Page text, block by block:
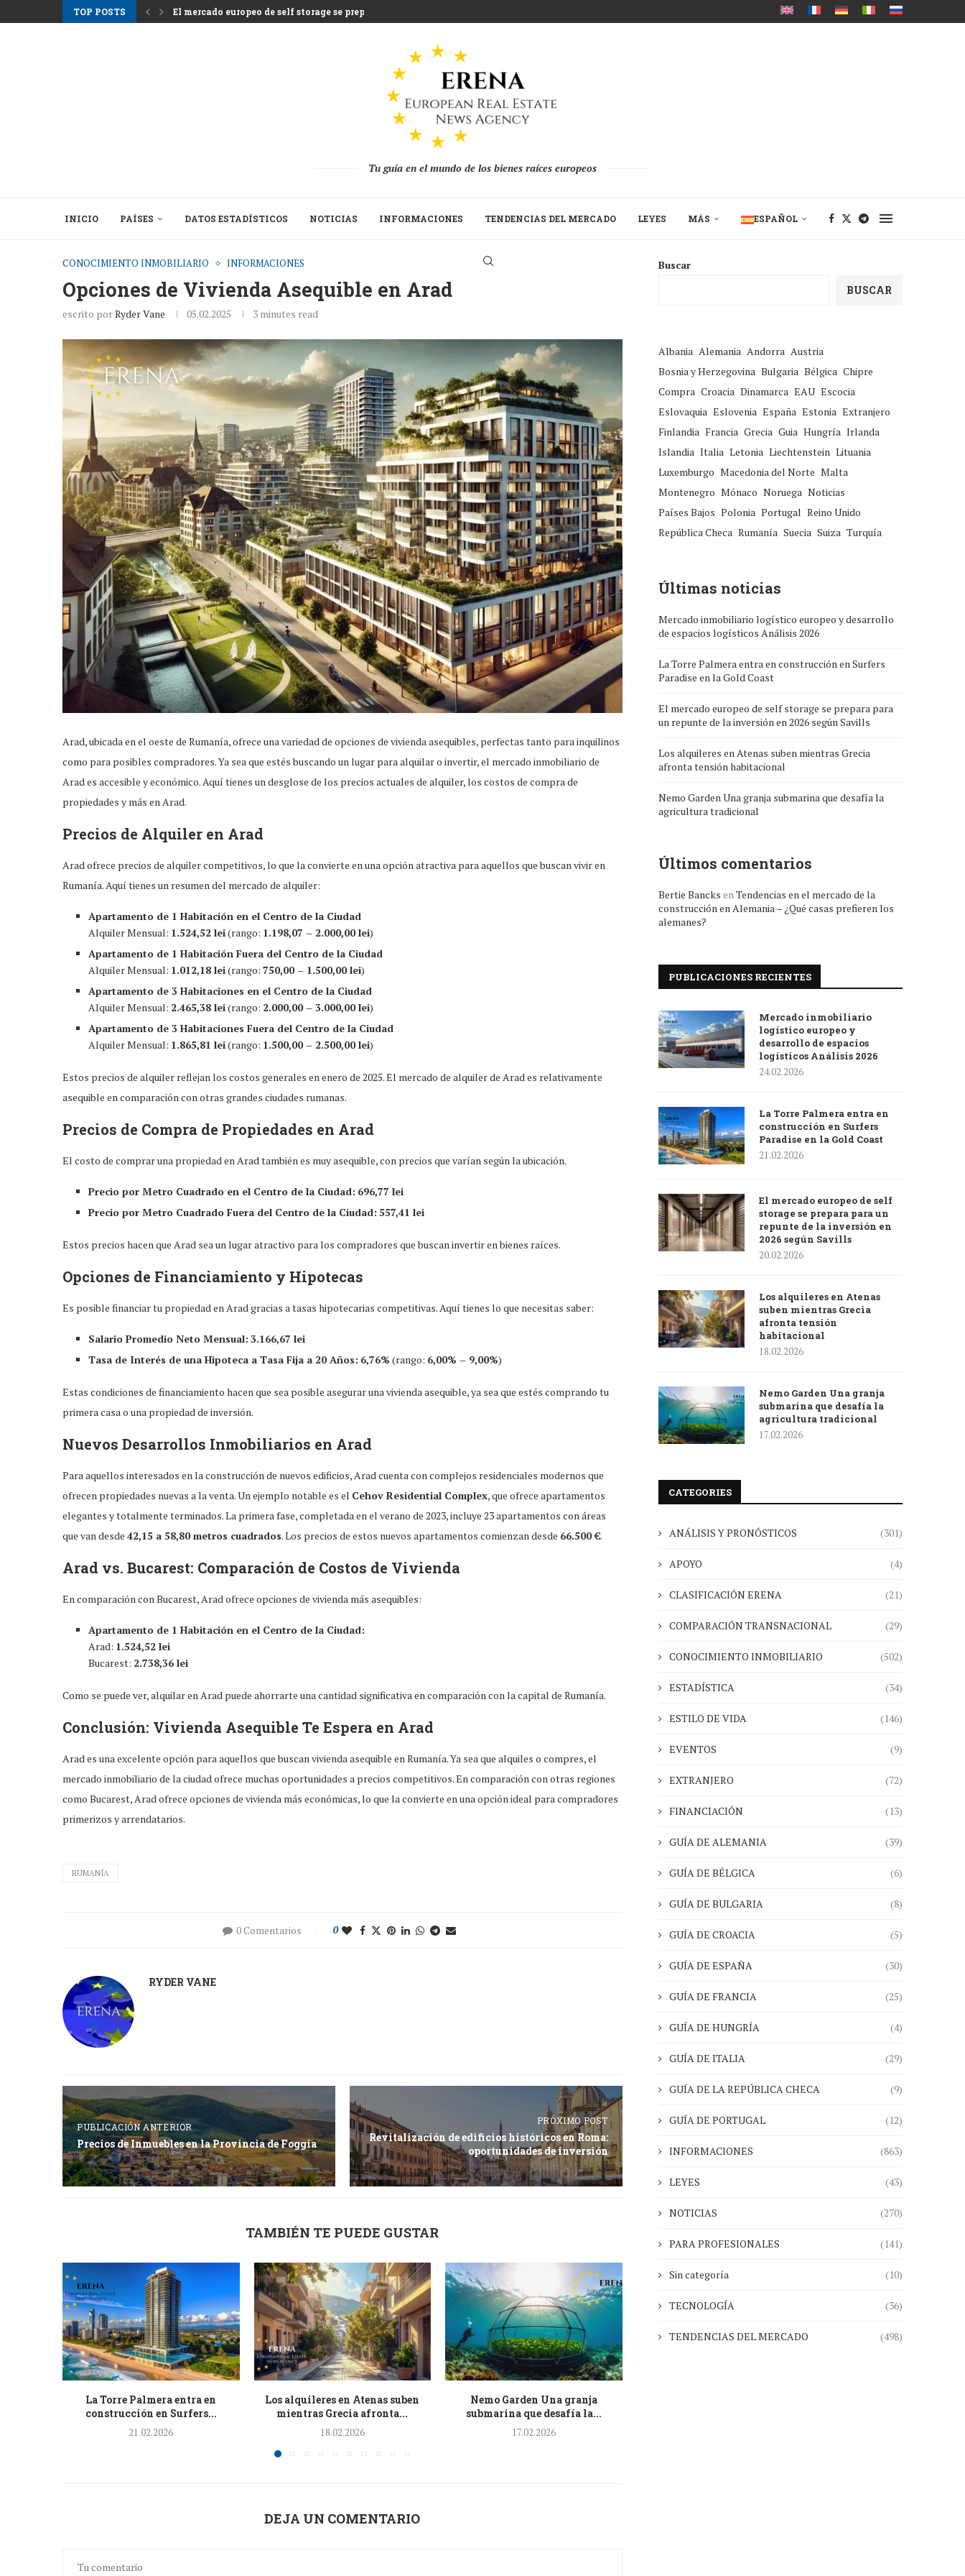
TOP POSTS
El mercado europeo de self storage se prepara...
Tu guía en el mundo de los bienes raíces europeos
INICIO PAÍSES DATOS ESTADÍSTICOS NOTICIAS INFORMACIONES TENDENCIAS DEL MERCADO LEYES MÁS ESPAÑOL
CONOCIMIENTO INMOBILIARIO INFORMACIONES
Opciones de Vivienda Asequible en Arad
escrito porRyder Vane 05.02.2025 3 minutes read
Arad, ubicada en el oeste de Rumanía, ofrece una variedad de opciones de vivienda asequibles, perfectas tanto para inquilinos
como para posibles compradores. Ya sea que estés buscando un lugar para alquilar o invertir, el mercado inmobiliario de
Arad es accesible y económico. Aquí tienes un desglose de los precios actuales de alquiler, los costos de compra de
propiedades y más en Arad.
Precios de Alquiler en Arad
Arad ofrece precios de alquiler competitivos, lo que la convierte en una opción atractiva para aquellos que buscan vivir en
Rumanía. Aquí tienes un resumen del mercado de alquiler:
Apartamento de 1 Habitación en el Centro de la Ciudad
Alquiler Mensual: 1.524,52 lei(rango: 1.198,07 – 2.000,00 lei)
Apartamento de 1 Habitación Fuera del Centro de la Ciudad
Alquiler Mensual: 1.012,18 lei(rango: 750,00 – 1.500,00 lei)
Apartamento de 3 Habitaciones en el Centro de la Ciudad
Alquiler Mensual: 2.465,38 lei(rango: 2.000,00 – 3.000,00 lei)
Apartamento de 3 Habitaciones Fuera del Centro de la Ciudad
Alquiler Mensual: 1.865,81 lei(rango: 1.500,00 – 2.500,00 lei)
Estos precios de alquiler reflejan los costos generales en enero de 2025. El mercado de alquiler de Arad es relativamente
asequible en comparación con otras grandes ciudades rumanas.
Precios de Compra de Propiedades en Arad
El costo de comprar una propiedad en Arad también es muy asequible, con precios que varían según la ubicación.
Precio por Metro Cuadrado en el Centro de la Ciudad: 696,77 lei
Precio por Metro Cuadrado Fuera del Centro de la Ciudad: 557,41 lei
Estos precios hacen que Arad sea un lugar atractivo para los compradores que buscan invertir en bienes raíces.
Opciones de Financiamiento y Hipotecas
Es posible financiar tu propiedad en Arad gracias a tasas hipotecarias competitivas. Aquí tienes lo que necesitas saber:
Salario Promedio Neto Mensual: 3.166,67 lei
Tasa de Interés de una Hipoteca a Tasa Fija a 20 Años: 6,76% (rango: 6,00% – 9,00%)
Estas condiciones de financiamiento hacen que sea posible asegurar una vivienda asequible, ya sea que estés comprando tu
primera casa o una propiedad de inversión.
Nuevos Desarrollos Inmobiliarios en Arad
Para aquellos interesados en la construcción de nuevos edificios, Arad cuenta con complejos residenciales modernos que
ofrecen propiedades nuevas a la venta. Un ejemplo notable es el Cehov Residential Complex, que ofrece apartamentos
elegantes y totalmente terminados. La primera fase, completada en el verano de 2023, incluye 23 apartamentos con áreas
que van desde 42,15 a 58,80 metros cuadrados. Los precios de estos nuevos apartamentos comienzan desde 66.500 €.
Arad vs. Bucarest: Comparación de Costos de Vivienda
En comparación con Bucarest, Arad ofrece opciones de vivienda más asequibles:
Apartamento de 1 Habitación en el Centro de la Ciudad:
Arad: 1.524,52 lei
Bucarest: 2.738,36 lei
Como se puede ver, alquilar en Arad puede ahorrarte una cantidad significativa en comparación con la capital de Rumanía.
Conclusión: Vivienda Asequible Te Espera en Arad
Arad es una excelente opción para aquellos que buscan vivienda asequible en Rumanía. Ya sea que alquiles o compres, el
mercado inmobiliario de la ciudad ofrece muchas oportunidades a precios competitivos. En comparación con otras regiones
como Bucarest, Arad ofrece opciones de vivienda más económicas, lo que la convierte en una opción ideal para compradores
primerizos y arrendatarios.
RUMANÍA
0 Comentarios 0
RYDER VANE
PUBLICACIÓN ANTERIOR
Precios de Inmuebles en la Provincia de Foggia
PRÓXIMO POST
Revitalización de edificios históricos en Roma:
oportunidades de inversión
TAMBIÉN TE PUEDE GUSTAR
La Torre Palmera entra en
construcción en Surfers...
21.02.2026
Los alquileres en Atenas suben
mientras Grecia afronta...
18.02.2026
Nemo Garden Una granja
submarina que desafía la...
17.02.2026
DEJA UN COMENTARIO
Buscar
BUSCAR
Albania Alemania Andorra Austria
Bosnia y Herzegovina Bulgaria Bélgica Chipre
Compra Croacia Dinamarca EAU Escocia
Eslovaquia Eslovenia España Estonia Extranjero
Finlandia Francia Grecia Guia Hungría Irlanda
Islandia Italia Letonia Liechtenstein Lituania
Luxemburgo Macedonia del Norte Malta
Montenegro Mónaco Noruega Noticias
Países Bajos Polonia Portugal Reino Unido
República Checa Rumanía Suecia Suiza Turquía
Últimas noticias
Mercado inmobiliario logístico europeo y desarrollo
de espacios logísticos Análisis 2026
La Torre Palmera entra en construcción en Surfers
Paradise en la Gold Coast
El mercado europeo de self storage se prepara para
un repunte de la inversión en 2026 según Savills
Los alquileres en Atenas suben mientras Grecia
afronta tensión habitacional
Nemo Garden Una granja submarina que desafía la
agricultura tradicional
Últimos comentarios
Bertie Bancks enTendencias en el mercado de la
construcción en Alemania – ¿Qué casas prefieren los
alemanes?
PUBLICACIONES RECIENTES
Mercado inmobiliario
logístico europeo y
desarrollo de espacios
logísticos Análisis 2026
24.02.2026
La Torre Palmera entra en
construcción en Surfers
Paradise en la Gold Coast
21.02.2026
El mercado europeo de self
storage se prepara para un
repunte de la inversión en
2026 según Savills
20.02.2026
Los alquileres en Atenas
suben mientras Grecia
afronta tensión
habitacional
18.02.2026
Nemo Garden Una granja
submarina que desafía la
agricultura tradicional
17.02.2026
CATEGORIES
ANÁLISIS Y PRONÓSTICOS (301)
APOYO (4)
CLASIFICACIÓN ERENA (21)
COMPARACIÓN TRANSNACIONAL (29)
CONOCIMIENTO INMOBILIARIO (502)
ESTADÍSTICA (34)
ESTILO DE VIDA (146)
EVENTOS (9)
EXTRANJERO (72)
FINANCIACIÓN (13)
GUÍA DE ALEMANIA (39)
GUÍA DE BÉLGICA (6)
GUÍA DE BULGARIA (8)
GUÍA DE CROACIA (5)
GUÍA DE ESPAÑA (30)
GUÍA DE FRANCIA (25)
GUÍA DE HUNGRÍA (4)
GUÍA DE ITALIA (29)
GUÍA DE LA REPÚBLICA CHECA (9)
GUÍA DE PORTUGAL (12)
INFORMACIONES (863)
LEYES (43)
NOTICIAS (270)
PARA PROFESIONALES (141)
Sin categoría (10)
TECNOLOGÍA (36)
TENDENCIAS DEL MERCADO (498)